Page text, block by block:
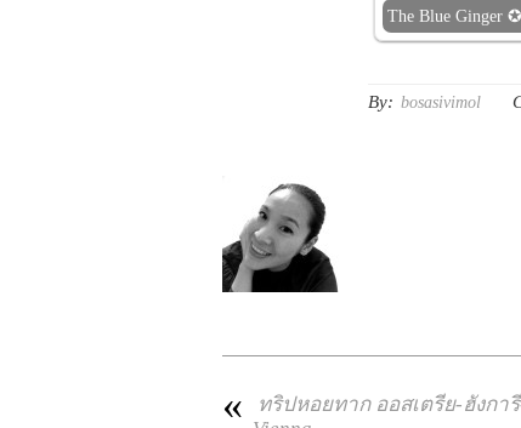
The Blue Ginger
By: bosasivimol
«
ทริปหอยทาก ออสเตรีย-ฮังกา